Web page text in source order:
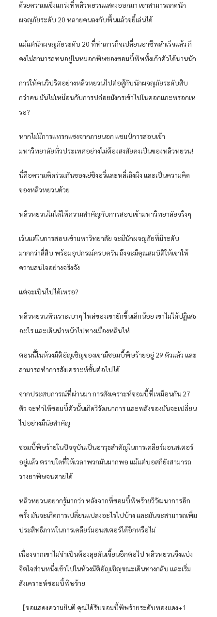
ด้วยความแข็งแกร่งที่หลิวหยวนแสดงออกมา เขาสามารถกดนัก
ผจญภัยระดับ 20 หลายคนลงกับพื้นแล้วขยี้เล่นได้
แม้แต่นักผจญภัยระดับ 20 ที่ทำภารกิจเปลี่ยนอาชีพสำเร็จแล้ว ก็
คงไม่สามารถทนอยู่ในหมอกพิษของซอมบี้พิษทั้งเก้าตัวได้นานนัก
การให้คนวิปริตอย่างหลิวหยวนไปต่อสู้กับนักผจญภัยระดับสิบ
กว่าคน มันไม่เหมือนกับการปล่อยมังกรเข้าไปในคอกแกะหรอกเห
รอ?
หากไม่มีการแทรกแซงจากภายนอก แชมป์การสอบเข้า
มหาวิทยาลัยทั่วประเทศอย่างไม่ต้องสงสัยคงเป็นของหลิวหยวน!
นี่คือความคิดร่วมกันของเย่ชิงอวี่และหลี่เฉิงผิง และเป็นความคิด
ของหลิวหยวนด้วย
หลิวหยวนไม่ได้ให้ความสำคัญกับการสอบเข้ามหาวิทยาลัยจริงๆ
เว้นแต่ในการสอบเข้ามหาวิทยาลัย จะมีนักผจญภัยที่มีระดับ
มากกว่าสี่สิบ พร้อมอุปกรณ์ครบครัน ถึงจะมีคุณสมบัติให้เขาให้
ความสนใจอย่างจริงจัง
แต่จะเป็นไปได้เหรอ?
หลิวหยวนหัวเราะเบาๆ ไหล่ของเขายักขึ้นเล็กน้อย เขาไม่ได้ปฏิเสธ
อะไร และเดินนำหน้าไปทางเมืองหลินไห่
ตอนนี้ในห้วงมิติอัญเชิญของเขามีซอมบี้พิษร้ายอยู่ 29 ตัวแล้ว และ
สามารถทำการสังเคราะห์ขั้นต่อไปได้
จากประสบการณ์ที่ผ่านมา การสังเคราะห์ซอมบี้ที่เหมือนกัน 27
ตัว จะทำให้ซอมบี้ตัวนั้นเกิดวิวัฒนาการ และพลังของมันจะเปลี่ยน
ไปอย่างมีนัยสำคัญ
ซอมบี้พิษร้ายในปัจจุบันเป็นอาวุธสำคัญในการเคลียร์มอนสเตอร์
อยู่แล้ว ตราบใดที่ให้เวลาพวกมันมากพอ แม้แต่บอสก็ยังสามารถ
วางยาพิษจนตายได้
หลิวหยวนอยากรู้มากว่า หลังจากที่ซอมบี้พิษร้ายวิวัฒนาการอีก
ครั้ง มันจะเกิดการเปลี่ยนแปลงอะไรไปบ้าง และมันจะสามารถเพิ่ม
ประสิทธิภาพในการเคลียร์มอนสเตอร์ได้อีกหรือไม่
เนื่องจากเขาไม่จำเป็นต้องลุยดันเจี้ยนอีกต่อไป หลิวหยวนจึงแบ่ง
จิตใจส่วนหนึ่งเข้าไปในห้วงมิติอัญเชิญขณะเดินทางกลับ และเริ่ม
สังเคราะห์ซอมบี้พิษร้าย
【ขอแสดงความยินดี คุณได้รับซอมบี้พิษร้ายระดับทองแดง+1